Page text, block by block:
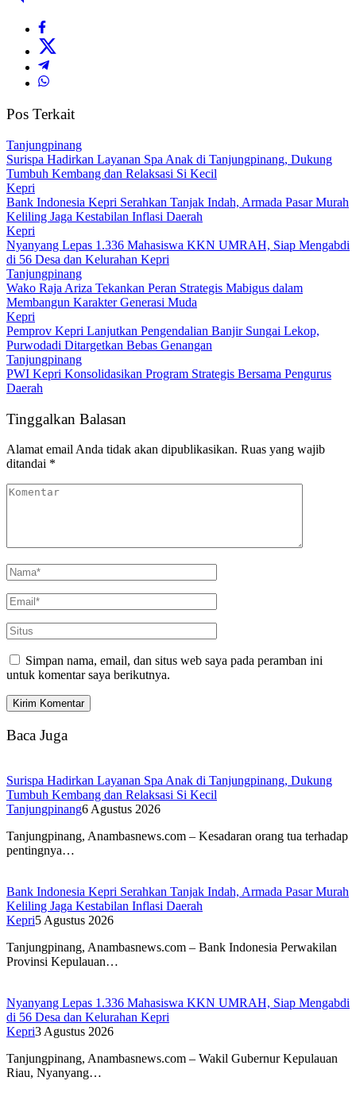
Pos Terkait
Tanjungpinang
Surispa Hadirkan Layanan Spa Anak di Tanjungpinang, Dukung
Tumbuh Kembang dan Relaksasi Si Kecil
Kepri
Bank Indonesia Kepri Serahkan Tanjak Indah, Armada Pasar Murah
Keliling Jaga Kestabilan Inflasi Daerah
Kepri
Nyanyang Lepas 1.336 Mahasiswa KKN UMRAH, Siap Mengabdi
di 56 Desa dan Kelurahan Kepri
Tanjungpinang
Wako Raja Ariza Tekankan Peran Strategis Mabigus dalam
Membangun Karakter Generasi Muda
Kepri
Pemprov Kepri Lanjutkan Pengendalian Banjir Sungai Lekop,
Purwodadi Ditargetkan Bebas Genangan
Tanjungpinang
PWI Kepri Konsolidasikan Program Strategis Bersama Pengurus
Daerah
Tinggalkan Balasan
Alamat email Anda tidak akan dipublikasikan. Ruas yang wajib
ditandai *
Simpan nama, email, dan situs web saya pada peramban ini
untuk komentar saya berikutnya.
Baca Juga
Surispa Hadirkan Layanan Spa Anak di Tanjungpinang, Dukung
Tumbuh Kembang dan Relaksasi Si Kecil
Tanjungpinang6 Agustus 2026
Tanjungpinang, Anambasnews.com – Kesadaran orang tua terhadap
pentingnya…
Bank Indonesia Kepri Serahkan Tanjak Indah, Armada Pasar Murah
Keliling Jaga Kestabilan Inflasi Daerah
Kepri5 Agustus 2026
Tanjungpinang, Anambasnews.com – Bank Indonesia Perwakilan
Provinsi Kepulauan…
Nyanyang Lepas 1.336 Mahasiswa KKN UMRAH, Siap Mengabdi
di 56 Desa dan Kelurahan Kepri
Kepri3 Agustus 2026
Tanjungpinang, Anambasnews.com – Wakil Gubernur Kepulauan
Riau, Nyanyang…